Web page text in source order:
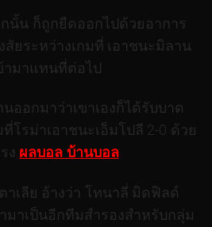
นั้น ก็ถูกยืดออกไปด้วยอาการ
ยระหว่างเกมที่ เอาชนะมิลาน
ามาแทนที่ต่อไป
ออกมาว่าเขาเองก็ได้รับบาด
ที่โรม่าเอาชนะเอ็มโปลี 2-0 ด้วย
ง ผลบอล บ้านบอล
าเลีย อ้างว่า โทนาลี่ มิดฟิลด์
มาเป็นอีกทีมสำรองสำหรับกลุ่ม